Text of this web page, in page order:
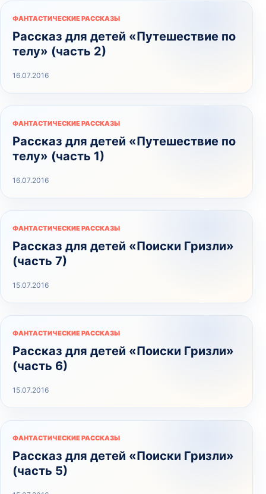
ФАНТАСТИЧЕСКИЕ РАССКАЗЫ
Рассказ для детей «Путешествие по
телу» (часть 2)
16.07.2016
ФАНТАСТИЧЕСКИЕ РАССКАЗЫ
Рассказ для детей «Путешествие по
телу» (часть 1)
16.07.2016
ФАНТАСТИЧЕСКИЕ РАССКАЗЫ
Рассказ для детей «Поиски Гризли»
(часть 7)
15.07.2016
ФАНТАСТИЧЕСКИЕ РАССКАЗЫ
Рассказ для детей «Поиски Гризли»
(часть 6)
15.07.2016
ФАНТАСТИЧЕСКИЕ РАССКАЗЫ
Рассказ для детей «Поиски Гризли»
(часть 5)